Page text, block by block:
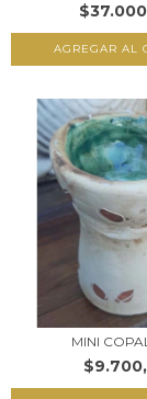
MINI